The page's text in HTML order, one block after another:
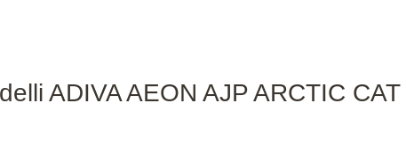
ADIVA AEON AJP ARCTIC